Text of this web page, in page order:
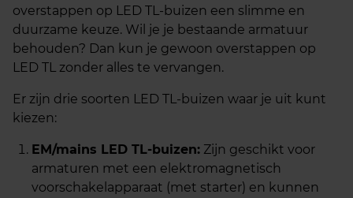
overstappen op LED TL-buizen een slimme en
duurzame keuze. Wil je je bestaande armatuur
behouden? Dan kun je gewoon overstappen op
LED TL zonder alles te vervangen.
Er zijn drie soorten LED TL-buizen waar je uit kunt
kiezen:
EM/mains LED TL-buizen: Zijn geschikt voor
armaturen met een elektromagnetisch
voorschakelapparaat (met starter) en kunnen